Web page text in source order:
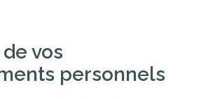
vos
personnels